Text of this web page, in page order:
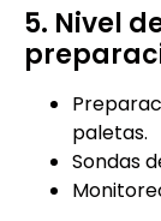
5. Nivel
paletas.
Sondas